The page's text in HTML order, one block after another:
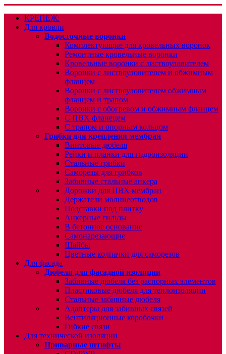
КРЕПЕЖ:
Для кровли
Водосточные воронки
Комплектующие для кровельных воронок
Ремонтные кровельные воронки
Кровельные воронки с листвоуловителем
Воронки с листвоуловителем и обжимным
фланцем
Воронки с листвоуловителем обжимным
фланцем и трапом
Воронки с обогревом и обжимным фланцем
С ПВХ фланецем
С трапом и опорным кольцом
Грибки для крепления мембран
Винтовые дюбеля
Рейки и планки для гидроизоляции
Стальные грибки
Саморезы для грибков
Забивные стальные анкера
Дорожки для ПВХ мембран
Держатели молниеотводов
Подставки под плитку
Анкерные гильзы
В бетонное основание
Самонарезающие
Шайбы
Цветные колпачки для саморезов
Для фасада
Дюбеля для фасадной изоляции
Забивные дюбеля без распорных элементов
Пластиковые дюбеля для теплоизоляции
Стальные забивные дюбеля
Адаптеры для забивных связей
Вентиляционные коробочки
Гибкие связи
Для технической изоляции
Приварные штифты